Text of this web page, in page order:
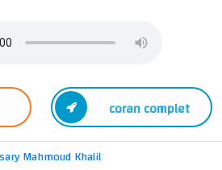
coran complet
Mahmoud Khalil